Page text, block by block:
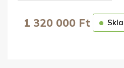
1 320 000 Ft